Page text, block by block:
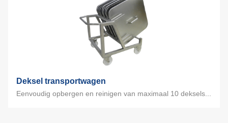
Deksel transportwagen
Eenvoudig opbergen en reinigen van maximaal 10 deksels...